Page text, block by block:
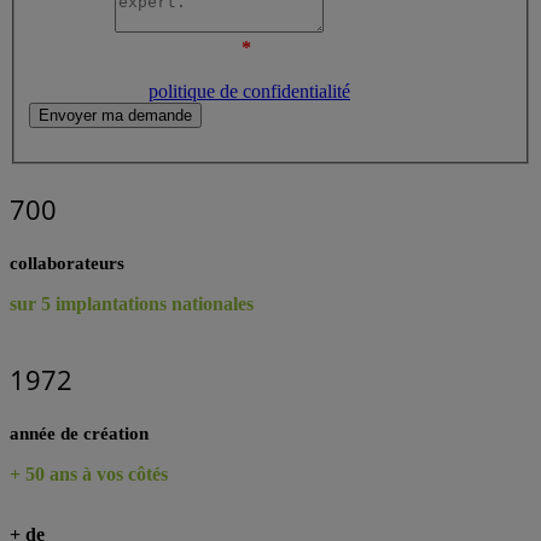
*
politique de confidentialité
Envoyer ma demande
700
collaborateurs
sur 5 implantations nationales
1972
année de création
+ 50 ans à vos côtés
+ de